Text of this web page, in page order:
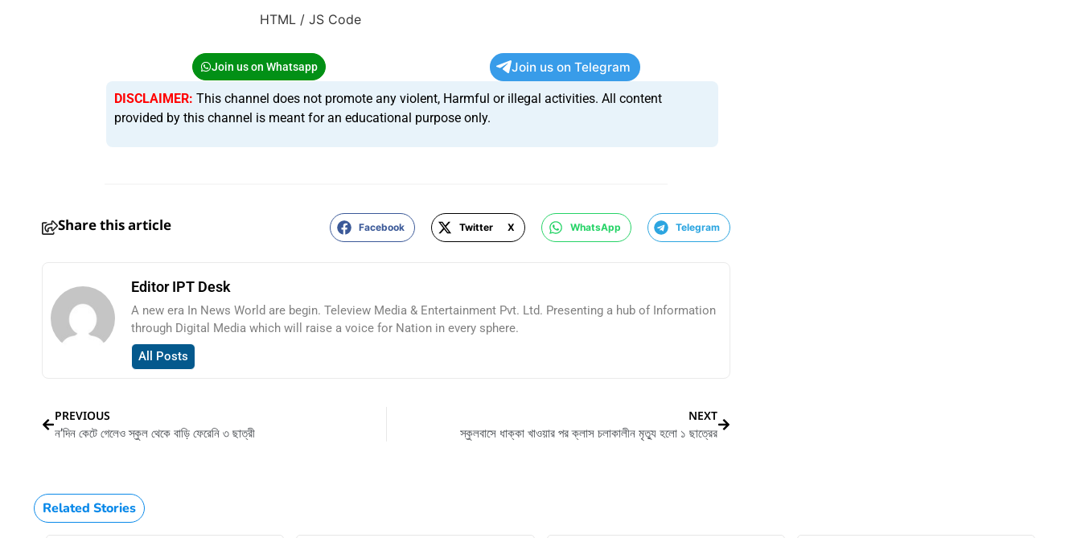
HTML / JS Code
Join us on Whatsapp Join us on Telegram
DISCLAIMER: This channel does not promote any violent, Harmful or illegal activities. All content
provided by this channel is meant for an educational purpose only.
Share this article Facebook Twitter X WhatsApp Telegram
Editor IPT Desk
A new era In News World are begin. Teleview Media & Entertainment Pvt. Ltd. Presenting a hub of Information
through Digital Media which will raise a voice for Nation in every sphere.
All Posts
PREVIOUS
ন’দিন কেটে গেলেও স্কুল থেকে বাড়ি ফেরেনি ৩ ছাত্রী
NEXT
স্কুলবাসে ধাক্কা খাওয়ার পর ক্লাস চলাকালীন মৃত্যু হলো ১ ছাত্রের
Related Stories